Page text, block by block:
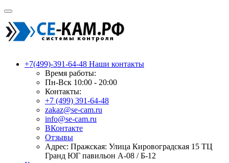
+7(499)-391-64-48 Наши контакты
Время работы:
Пн-Вск 10:00 - 20:00
Контакты:
+7 (499) 391-64-48
zakaz@se-cam.ru
info@se-cam.ru
ВКонтакте
Отзывы
Адрес: Пражская: Улица Кировоградская 15 ТЦ
Гранд ЮГ павильон А-08 / Б-12